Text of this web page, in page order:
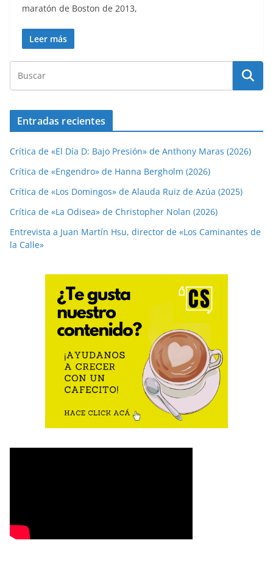
maratón de Boston de 2013,
Leer más
Entradas recientes
Crítica de «El Día D: Bajo Presión» de Anthony Maras (2026)
Crítica de «Engendro» de Hanna Bergholm (2026)
Crítica de «Los Domingos» de Alauda Ruiz de Azúa (2025)
Crítica de «La Odisea» de Christopher Nolan (2026)
Entrevista a Juan Martín Hsu, director de «Los Caminantes de
la Calle»